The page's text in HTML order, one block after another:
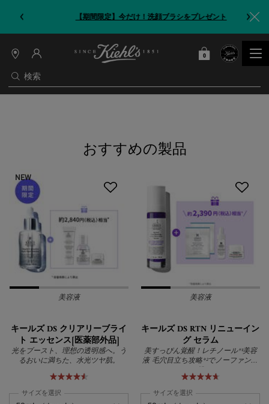
【期間限定】今だけ！洗顔ブラシをプレゼント
検索
店
情
報
カート
0
0 カート内の製品
おすすめの製品
NEW
美容液
キールズ DS クリアリーブライ
ト エッセンス[医薬部外品]
光をブースト、理想の透明感へ。う
るおいに満ちた、水光ツヤ肌。
サイズを選択
美容液
キールズ DS RTN リニューイン
グ セラム
美すっぴん覚醒！レチノール*¹美容
液 毛穴目立ち攻略*²でノーファンデ
に挑む
サイズを選択